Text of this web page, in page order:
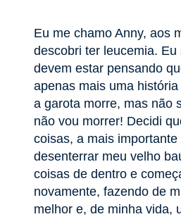
Eu me chamo Anny, aos
descobri ter leucemia. Eu
devem estar pensando
apenas mais uma
a garota morre, mas não
não vou morrer! Decidi
coisas, a mais importante
desenterrar meu velho
coisas de dentro e
novamente, fazendo de
melhor e, de minha vida,